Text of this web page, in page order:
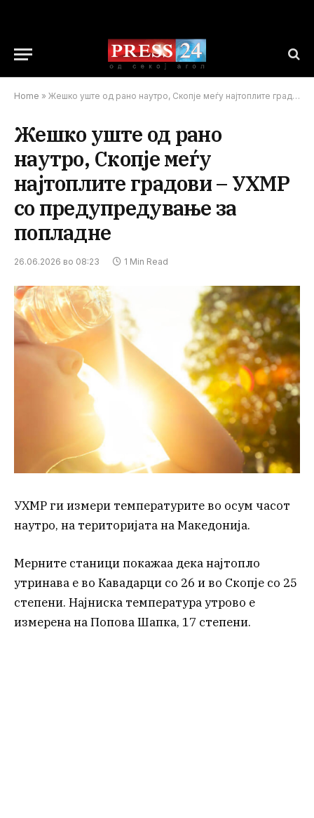
Home » Жешко уште од рано наутро, Скопје меѓу најтоплите градови – УХМР со предупредување за попладне
Жешко уште од рано
наутро, Скопје меѓу
најтоплите градови – УХМР
со предупредување за
попладне
26.06.2026 во 08:23 1 Min Read
УХМР ги измери температурите во осум часот
наутро, на територијата на Македонија.
Мерните станици покажаа дека најтопло
утринава е во Кавадарци со 26 и во Скопје со 25
степени. Најниска температура утрово е
измерена на Попова Шапка, 17 степени.